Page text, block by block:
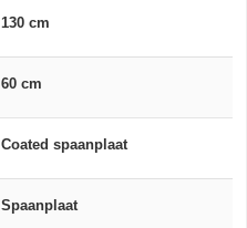
130 cm
60 cm
Coated spaanplaat
Spaanplaat